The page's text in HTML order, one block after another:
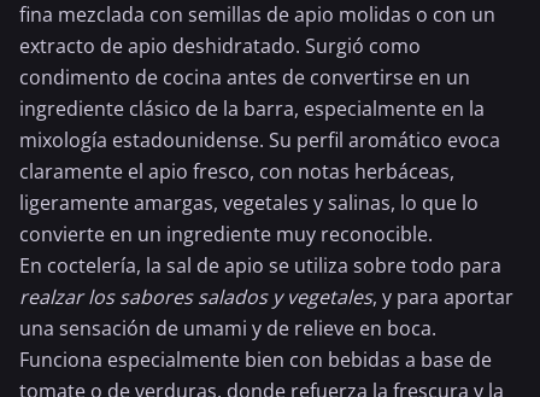
fina mezclada con semillas de apio molidas o con un
extracto de apio deshidratado. Surgió como
condimento de cocina antes de convertirse en un
ingrediente clásico de la barra, especialmente en la
mixología estadounidense. Su perfil aromático evoca
claramente el apio fresco, con notas herbáceas,
ligeramente amargas, vegetales y salinas, lo que lo
convierte en un ingrediente muy reconocible.
En coctelería, la sal de apio se utiliza sobre todo para
realzar los sabores salados y vegetales, y para aportar
una sensación de umami y de relieve en boca.
Funciona especialmente bien con bebidas a base de
tomate o de verduras, donde refuerza la frescura y la